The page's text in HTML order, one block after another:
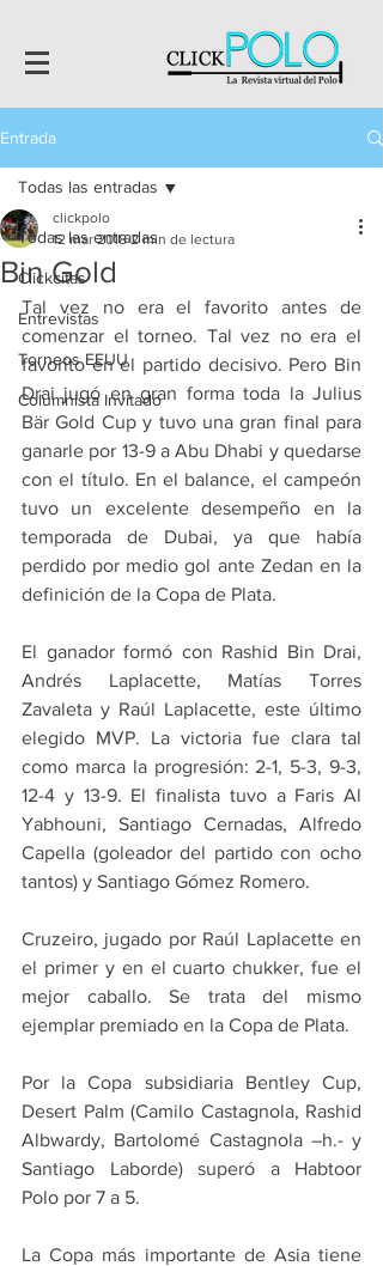
Entrada
Todas las entradas
Clickcitas
Entrevistas
Torneos EEUU
Columnista Invitado
Todas las entradas
Bin Gold
clickpolo
12 mar 2018 2 min de lectura
Tal vez no era el favorito antes de
comenzar el torneo. Tal vez no era el
favorito en el partido decisivo. Pero Bin
Drai jugó en gran forma toda la Julius
Bär Gold Cup y tuvo una gran final para
ganarle por 13-9 a Abu Dhabi y quedarse
con el título. En el balance, el campeón
tuvo un excelente desempeño en la
temporada de Dubai, ya que había
perdido por medio gol ante Zedan en la
definición de la Copa de Plata.
El ganador formó con Rashid Bin Drai,
Andrés Laplacette, Matías Torres
Zavaleta y Raúl Laplacette, este último
elegido MVP. La victoria fue clara tal
como marca la progresión: 2-1, 5-3, 9-3,
12-4 y 13-9. El finalista tuvo a Faris Al
Yabhouni, Santiago Cernadas, Alfredo
Capella (goleador del partido con ocho
tantos) y Santiago Gómez Romero.
Cruzeiro, jugado por Raúl Laplacette en
el primer y en el cuarto chukker, fue el
mejor caballo. Se trata del mismo
ejemplar premiado en la Copa de Plata.
Por la Copa subsidiaria Bentley Cup,
Desert Palm (Camilo Castagnola, Rashid
Albwardy, Bartolomé Castagnola –h.- y
Santiago Laborde) superó a Habtoor
Polo por 7 a 5.
La Copa más importante de Asia tiene